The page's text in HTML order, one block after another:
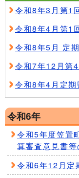
令和8年3月第1
令和8年4月第1
令和8年5月 定
令和7年12月第
令和8年4月定
令和6年
令和5年度笠置
算審査意見書等
令和6年12月定